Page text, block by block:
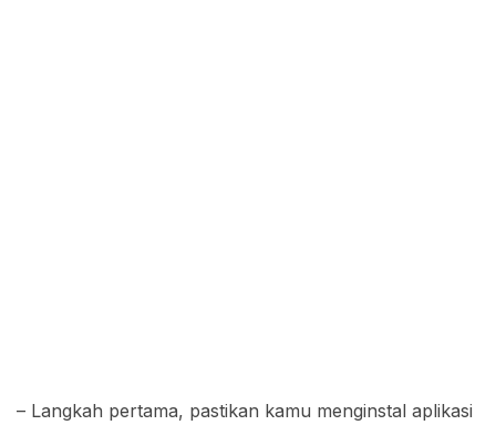
– Langkah pertama, pastikan kamu menginstal aplikasi